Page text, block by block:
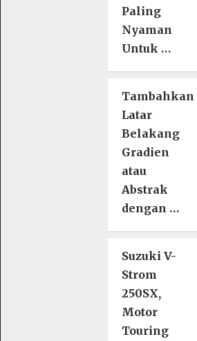
Paling
Nyaman
Untuk …
Tambahkan
Latar
Belakang
Gradien
atau
Abstrak
dengan …
Suzuki V-
Strom
250SX,
Motor
Touring